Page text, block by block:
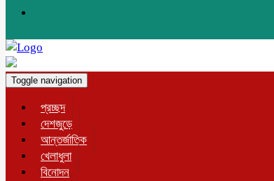
Toggle navigation
প্রচ্ছদ
দেশজুড়ে
আন্তর্জাতিক
খেলাধুলা
বিনোদন